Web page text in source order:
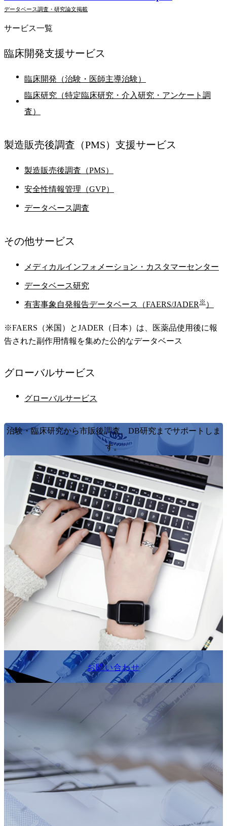
データベース調査・研究論文掲載
サービス一覧
臨床開発支援サービス
臨床開発（治験・医師主導治験）
臨床研究（特定臨床研究・介入研究・アンケート調
査）
製造販売後調査 （PMS）支援サービス
製造販売後調査（PMS）
安全性情報管理（GVP）
データベース調査
その他サービス
メディカルインフォメーション・カスタマーセンター
データベース研究
有害事象自発報告データベース（FAERS/JADER※ ）
※FAERS（米国）とJADER（日本）は、医薬品使用後に報
告された副作用情報を集めた公的なデータベース
グローバルサービス
グローバルサービス
治験・臨床研究から市販後調査、DB研究までサポートしま
す。
お問い合わせ